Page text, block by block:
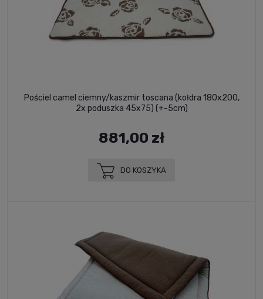
Pościel camel ciemny/kaszmir toscana (kołdra 180x200,
2x poduszka 45x75) (+-5cm)
881,00 zł
DO KOSZYKA